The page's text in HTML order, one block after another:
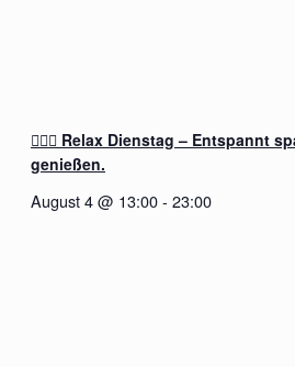
🧖‍♂️✨ Relax Dienstag – Entspannt
genießen.
August 4 @ 13:00- 23:00